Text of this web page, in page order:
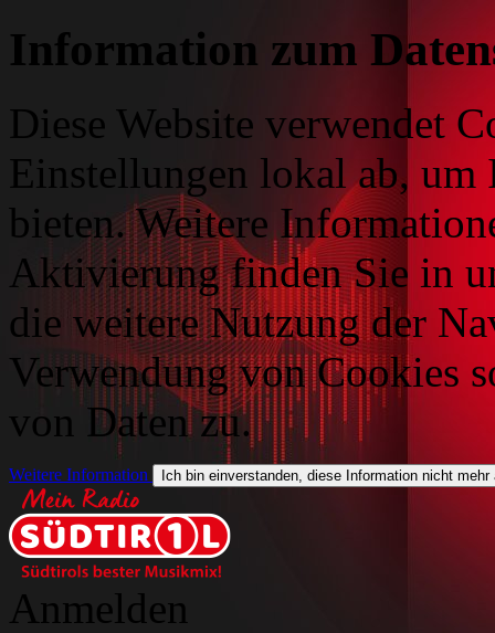
Information zum
Diese Website verwendet
Einstellungen lokal ab, um
bieten. Weitere
Aktivierung finden Sie in
die weitere Nutzung der
Verwendung von Cookies
von Daten zu.
Weitere Information Ich bin einverstanden, diese Information nicht mehr
Anmelden